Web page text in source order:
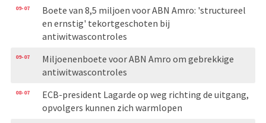
09-07
Boete van 8,5 miljoen voor ABN Amro: 'structureel
en ernstig' tekortgeschoten bij
antiwitwascontroles
09-07
Miljoenenboete voor ABN Amro om gebrekkige
antiwitwascontroles
08-07
ECB-president Lagarde op weg richting de uitgang,
opvolgers kunnen zich warmlopen